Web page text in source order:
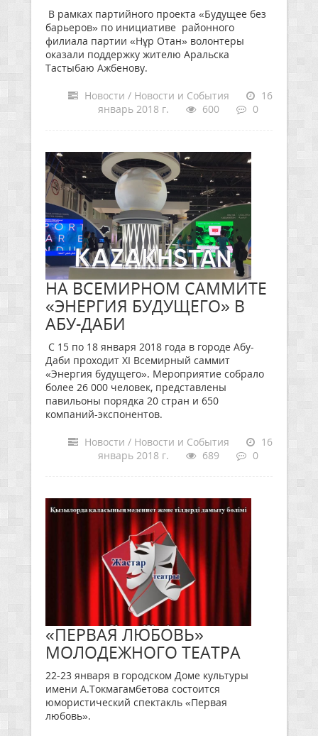
В рамках партийного проекта «Будущее без
барьеров» по инициативе районного
филиала партии «Нұр Отан» волонтеры
оказали поддержку жителю Аральска
Тастыбаю Ажбенову.
Новости / Новости и События
16
январь 2018 г.
600 0
НА ВСЕМИРНОМ САММИТЕ
«ЭНЕРГИЯ БУДУЩЕГО» В
АБУ-ДАБИ
C 15 по 18 января 2018 года в городе Абу-
Даби проходит XI Всемирный саммит
«Энергия будущего». Мероприятие собрало
более 26 000 человек, представлены
павильоны порядка 20 стран и 650
компаний-экспонентов.
Новости / Новости и События
16
январь 2018 г.
689 0
«ПЕРВАЯ ЛЮБОВЬ»
МОЛОДЕЖНОГО ТЕАТРА
22-23 января в городском Доме культуры
имени А.Токмагамбетова состоится
юмористический спектакль «Первая
любовь».